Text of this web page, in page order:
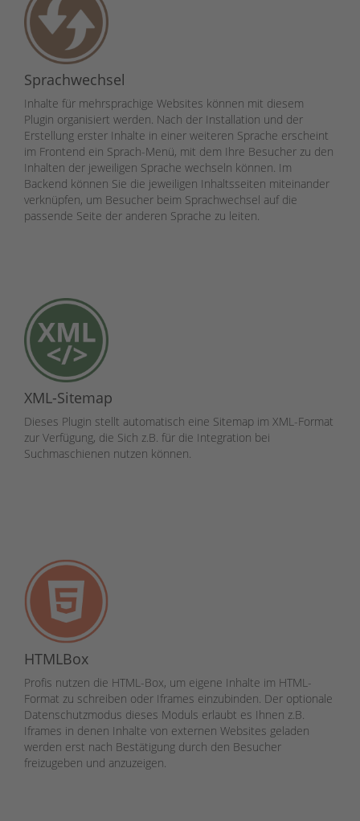
Sprachwechsel
Inhalte für mehrsprachige Websites können mit diesem
Plugin organisiert werden. Nach der Installation und der
Erstellung erster Inhalte in einer weiteren Sprache erscheint
im Frontend ein Sprach-Menü, mit dem Ihre Besucher zu den
Inhalten der jeweiligen Sprache wechseln können. Im
Backend können Sie die jeweiligen Inhaltsseiten miteinander
verknüpfen, um Besucher beim Sprachwechsel auf die
passende Seite der anderen Sprache zu leiten.
XML-Sitemap
Dieses Plugin stellt automatisch eine Sitemap im XML-Format
zur Verfügung, die Sich z.B. für die Integration bei
Suchmaschienen nutzen können.
HTMLBox
Profis nutzen die HTML-Box, um eigene Inhalte im HTML-
Format zu schreiben oder Iframes einzubinden. Der optionale
Datenschutzmodus dieses Moduls erlaubt es Ihnen z.B.
Iframes in denen Inhalte von externen Websites geladen
werden erst nach Bestätigung durch den Besucher
freizugeben und anzuzeigen.